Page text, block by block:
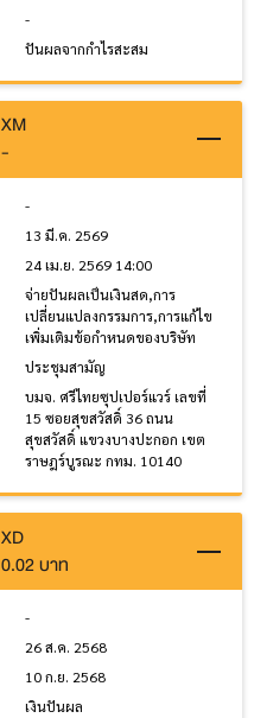
-
ปันผลจากกำไรสะสม
XM
-
-
13 มี.ค. 2569
24 เม.ย. 2569 14:00
จ่ายปันผลเป็นเงินสด,การ
เปลี่ยนแปลงกรรมการ,การแก้ไข
เพิ่มเติมข้อกำหนดของบริษัท
ประชุมสามัญ
บมจ. ศรีไทยซุปเปอร์แวร์ เลขที่
15 ซอยสุขสวัสดิ์ 36 ถนน
สุขสวัสดิ์ แขวงบางปะกอก เขต
ราษฎร์บูรณะ กทม. 10140
XD
0.02 บาท
-
26 ส.ค. 2568
10 ก.ย. 2568
เงินปันผล